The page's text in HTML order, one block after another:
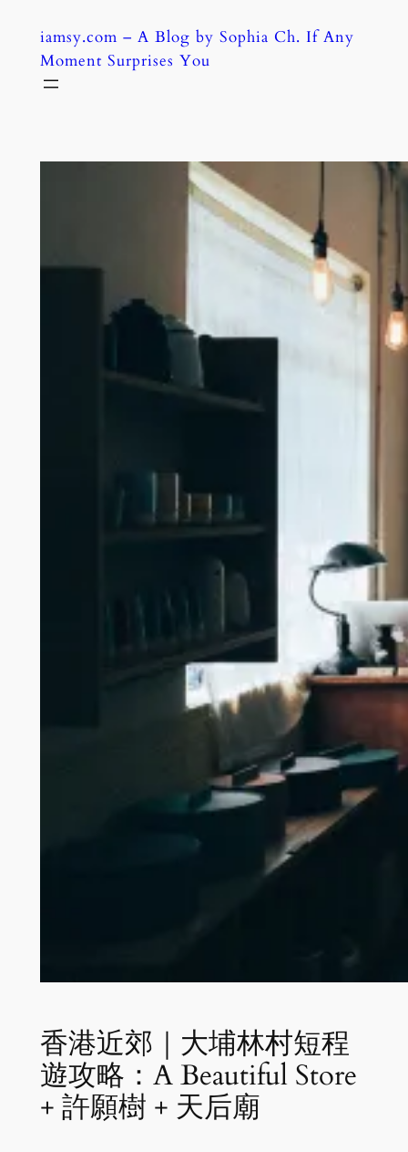
content
iamsy.com – A Blog by Sophia Ch. If Any
Moment Surprises You
香港近郊｜大埔林村短程
遊攻略：A Beautiful Store
+ 許願樹 + 天后廟